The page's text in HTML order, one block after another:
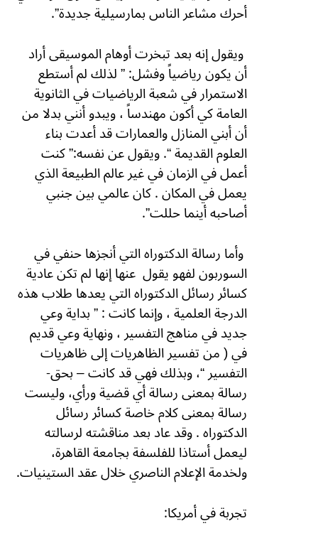
أحرك مشاعر الناس بمارسيلية جديدة”.
ويقول إنه بعد تبخرت أوهام الموسيقى أراد
أن يكون رياضياً وفشل: ” لذلك لم أستطع
الاستمرار في شعبة الرياضيات في الثانوية
العامة كي أكون مهندساً ، ويبدو أنني بدلا من
أن أبني المنازل والعمارات قد أعدت بناء
العلوم القديمة “. ويقول عن نفسه:” كنت
أعمل في الزمان في غير عالم الطبيعة الذي
يعمل في المكان . كان عالمي بين جنبي
أصاحبه أينما حللت”.
وأما رسالة الدكتوراه التي أنجزها حنفي في
السوربون لفهو يقول عنها إنها لم تكن عادية
كسائر رسائل الدكتوراه التي يعدها طلاب هذه
الدرجة العلمية ، وإنما كانت : ” بداية وعي
جديد في مناهج التفسير ، ونهاية وعي قديم
في ( من تفسير الظاهريات إلى ظاهريات
التفسير “، وبذلك فهي قد كانت – بحق-
رسالة بمعنى رسالة أي قضية ورأي، وليست
رسالة بمعنى كلام خاصة كسائر رسائل
الدكتوراه . وقد عاد بعد مناقشته لرسالته
ليعمل أستاذا للفلسفة بجامعة القاهرة،
ولخدمة الإعلام الناصري خلال عقد الستينيات.
تجربة في أمريكا: